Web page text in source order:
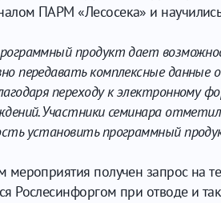
ПАРМ «Лесосека» и
продукт дает
передавать комплексные данные
переходу к электронному
Участники семинара
установить программный
мероприятия получен запрос на
Рослесинфоргом при отводе и